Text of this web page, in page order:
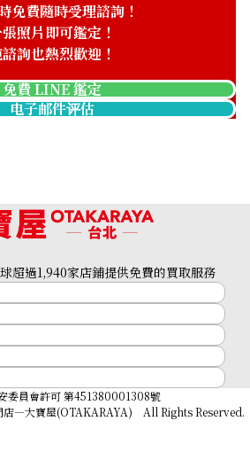
1.00ct
免費隨時受理諮詢！
照片即可鑑定！
詢也熱烈歡迎！
免費 LINE 鑑定
电子邮件评估
超過1,940家店鋪提供免費的買取服務
委員會許可 第451380001308號
—大寶屋(OTAKARAYA) All Rights Reserved.